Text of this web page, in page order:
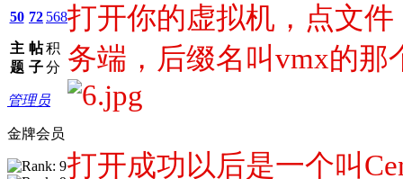
50
主
题
72
帖
子
568
积
分
管理员
金牌会员
打开你的虚拟机，点文
务端，后缀名叫vmx的那
打开成功以后是一个叫